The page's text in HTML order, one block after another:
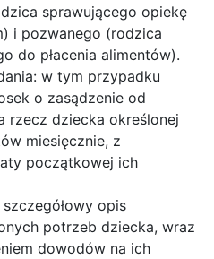
sprawującego opiekę
i pozwanego (rodzica
do płacenia alimentów).
w tym przypadku
o zasądzenie od
rzecz dziecka określonej
miesięcznie, z
początkowej ich
opis
potrzeb dziecka, wraz
dowodów na ich